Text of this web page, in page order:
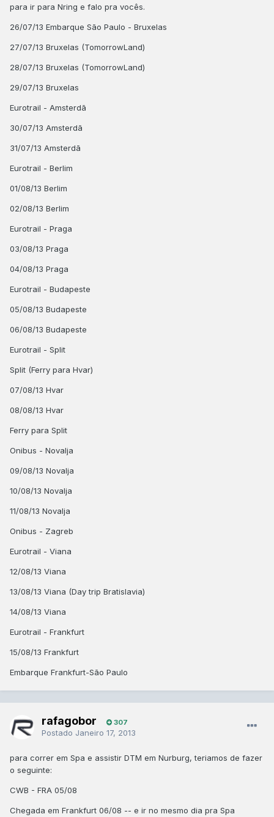
para ir para Nring e falo pra vocês.
26/07/13 Embarque São Paulo - Bruxelas
27/07/13 Bruxelas (TomorrowLand)
28/07/13 Bruxelas (TomorrowLand)
29/07/13 Bruxelas
Eurotrail - Amsterdã
30/07/13 Amsterdã
31/07/13 Amsterdã
Eurotrail - Berlim
01/08/13 Berlim
02/08/13 Berlim
Eurotrail - Praga
03/08/13 Praga
04/08/13 Praga
Eurotrail - Budapeste
05/08/13 Budapeste
06/08/13 Budapeste
Eurotrail - Split
Split (Ferry para Hvar)
07/08/13 Hvar
08/08/13 Hvar
Ferry para Split
Onibus - Novalja
09/08/13 Novalja
10/08/13 Novalja
11/08/13 Novalja
Onibus - Zagreb
Eurotrail - Viana
12/08/13 Viana
13/08/13 Viana (Day trip Bratislavia)
14/08/13 Viana
Eurotrail - Frankfurt
15/08/13 Frankfurt
Embarque Frankfurt-São Paulo
rafagobor 307
Postado Janeiro 17, 2013
para correr em Spa e assistir DTM em Nurburg, teriamos de fazer
o seguinte:
CWB - FRA 05/08
Chegada em Frankfurt 06/08 -- e ir no mesmo dia pra Spa